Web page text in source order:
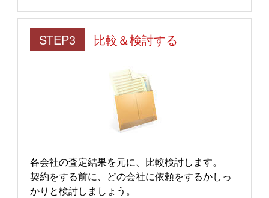
STEP3 比較＆検討する
各会社の査定結果を元に、比較検討します。
契約をする前に、どの会社に依頼をするかしっ
かりと検討しましょう。